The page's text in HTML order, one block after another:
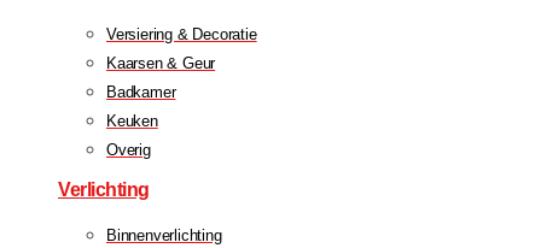
Versiering & Decoratie
Kaarsen & Geur
Badkamer
Keuken
Overig
Verlichting
Binnenverlichting